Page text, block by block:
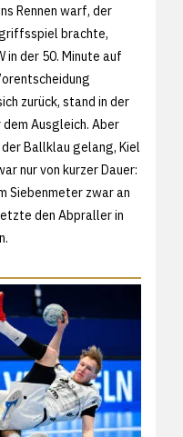
Rennen warf, der
brachte,
in der 50. Minute auf
zurück, stand in der
Ausgleich. Aber
Ballklau gelang, Kiel
nur von kurzer Dauer:
Siebenmeter zwar an
den Abpraller in